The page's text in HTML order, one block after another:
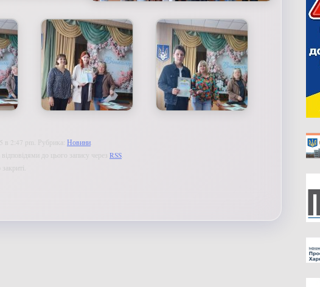
в 2:47 pm. Рубрика: Новини
до цього запису через RSS